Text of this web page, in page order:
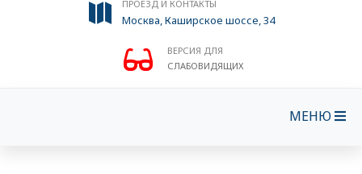
ПРОЕЗД И КОНТАКТЫ
Москва, Каширское шоссе, 34
ВЕРСИЯ ДЛЯ
СЛАБОВИДЯЩИХ
МЕНЮ